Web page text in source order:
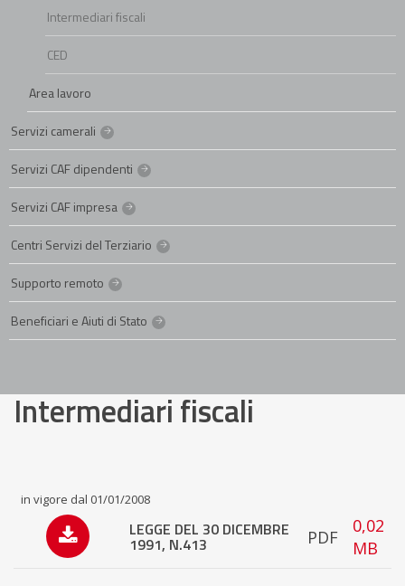
Intermediari fiscali
CED
Area lavoro
Servizi camerali
Servizi CAF dipendenti
Servizi CAF impresa
Centri Servizi del Terziario
Supporto remoto
Beneficiari e Aiuti di Stato
Intermediari fiscali
in vigore dal 01/01/2008
LEGGE DEL 30 DICEMBRE
1991, N.413 PDF
0,02
MB